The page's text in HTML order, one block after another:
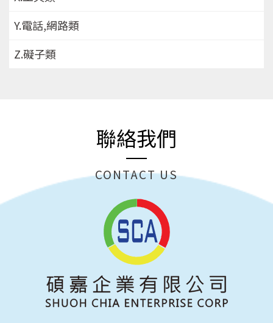
Y.電話,網路類
Z.礙子類
聯絡我們
CONTACT US